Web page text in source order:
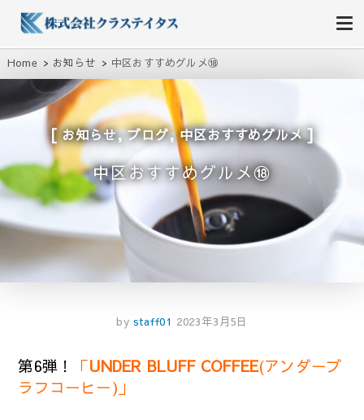
株式会社クラステイタス
地域のコミュニティーを大切にする企業
Home お知らせ 中区おすすめグルメ⑱
お知らせ,ブログ,中区おすすめグルメ
中区おすすめグルメ⑱
by staff01 2023年3月5日
第6弾！ 「UNDER BLUFF COFFEE(アンダーブ
ラフコーヒー)」